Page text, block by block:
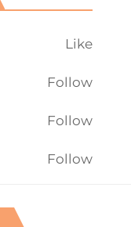
Like
Follow
Follow
Follow